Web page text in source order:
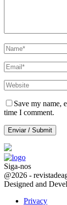
Save my name,
time I comment.
Siga-nos
Facebook
Twitter
Instagram
Linkedin
Youtube
Email
@2026 -
Designed and
Privacy